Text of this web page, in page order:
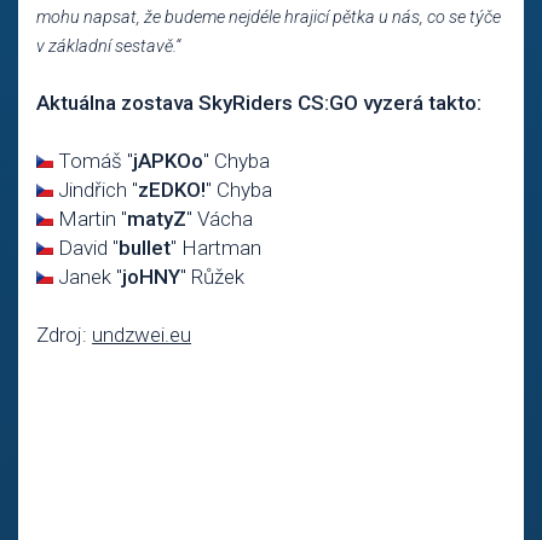
mohu napsat, že budeme nejdéle hrajicí pětka u nás, co se týče
v základní sestavě.“
Aktuálna zostava SkyRiders CS:GO vyzerá takto:
Tomáš "jAPKOo" Chyba
Jindřich "zEDKO!" Chyba
Martin "matyZ" Vácha
David "bullet" Hartman
Janek "joHNY" Růžek
Zdroj: undzwei.eu